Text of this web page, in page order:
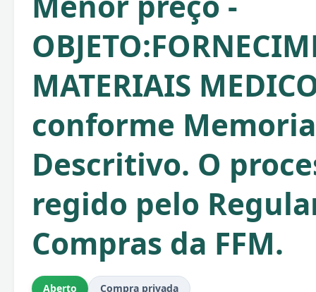
MATERIAIS
conforme
Descritivo. O
regido pelo
Compras da FFM.
Aberto Compra privada